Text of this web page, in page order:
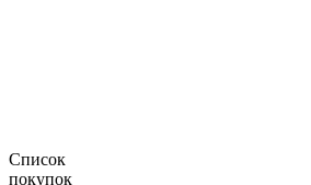
Список
покупок